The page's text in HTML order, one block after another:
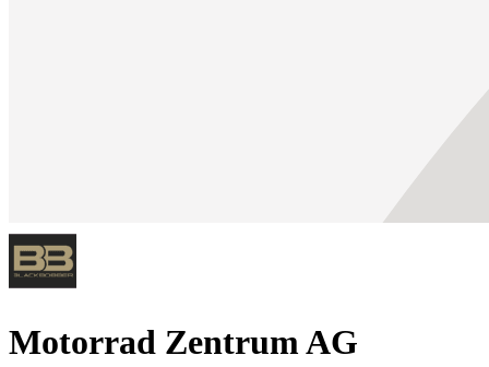
Motorrad Zentrum AG